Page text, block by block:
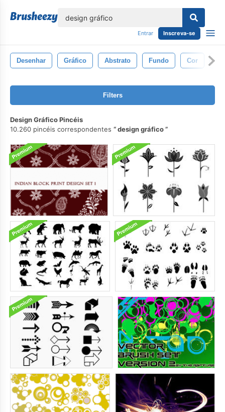
Entrar Inscreva-se
Desenhar Gráfico Abstrato Fundo Cor
Filters
Design Gráfico Pincéis
10.260 pincéis correspondentes
design gráfico